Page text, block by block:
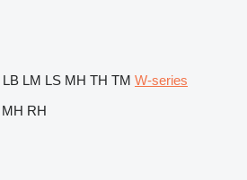
LB LM LS MH TH TM W-series
MH RH